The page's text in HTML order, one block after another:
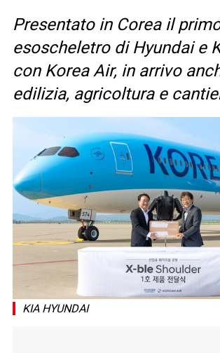
Presentato in Corea il
esoscheletro di Hyundai e
con Korea Air, in arrivo
edilizia, agricoltura e
KIA HYUNDAI